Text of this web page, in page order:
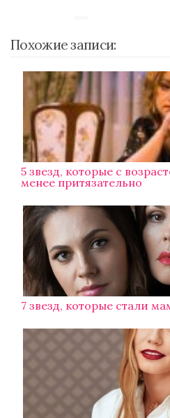
Похожие записи:
5 звезд, которые с
менее притязательно
7 звезд, которые стали